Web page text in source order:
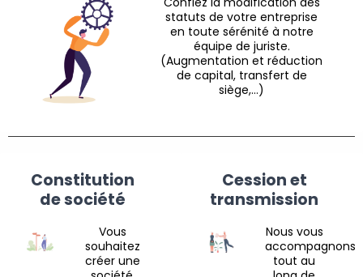
statuts de votre entreprise
en toute sérénité à notre
équipe de juriste.
(Augmentation et réduction
de capital, transfert de
siège,…)
Constitution
de société
Vous
souhaitez
créer une
Cession et
transmission
Nous vous
accompagnons
tout au